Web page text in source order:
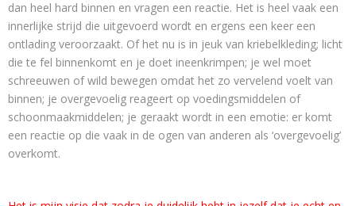
dan heel hard binnen en vragen een reactie. Het is heel vaak een
innerlijke strijd die uitgevoerd wordt en ergens een keer een
ontlading veroorzaakt. Of het nu is in jeuk van kriebelkleding; licht
die te fel binnenkomt en je doet ineenkrimpen; je wel moet
schreeuwen of wild bewegen omdat het zo vervelend voelt van
binnen; je overgevoelig reageert op voedingsmiddelen of
schoonmaakmiddelen; je geraakt wordt in een emotie: er komt
een reactie op die vaak in de ogen van anderen als ‘overgevoelig’
overkomt.